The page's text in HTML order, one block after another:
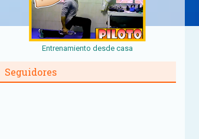
Entrenamiento desde casa
Seguidores